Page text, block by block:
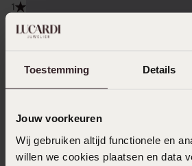
Toestemming Details
Jouw voorkeuren
Wij gebruiken altijd functionele en
willen we cookies plaatsen en data
1
Verzameld onder de
16-03-2026 - Gerrita V.